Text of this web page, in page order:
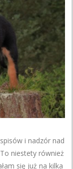
i nadzór nad
niestety również
się już na kilka